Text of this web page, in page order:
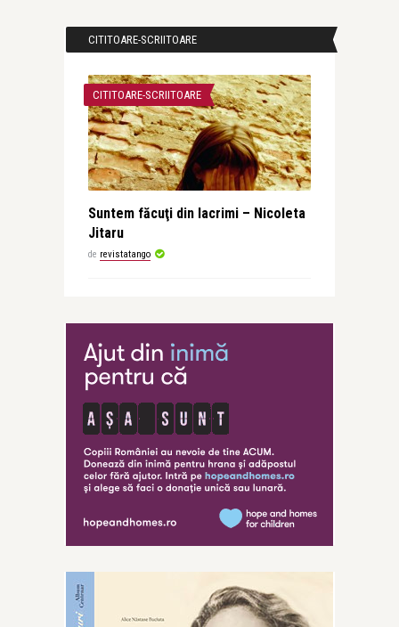
CITITOARE-SCRIITOARE
CITITOARE-SCRIITOARE
Suntem făcuţi din lacrimi – Nicoleta
Jitaru
de revistatango